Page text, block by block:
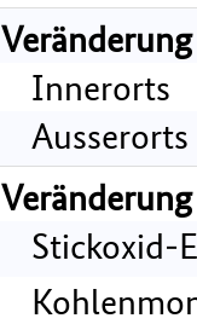
Innerorts
Ausserorts
Stickoxid-